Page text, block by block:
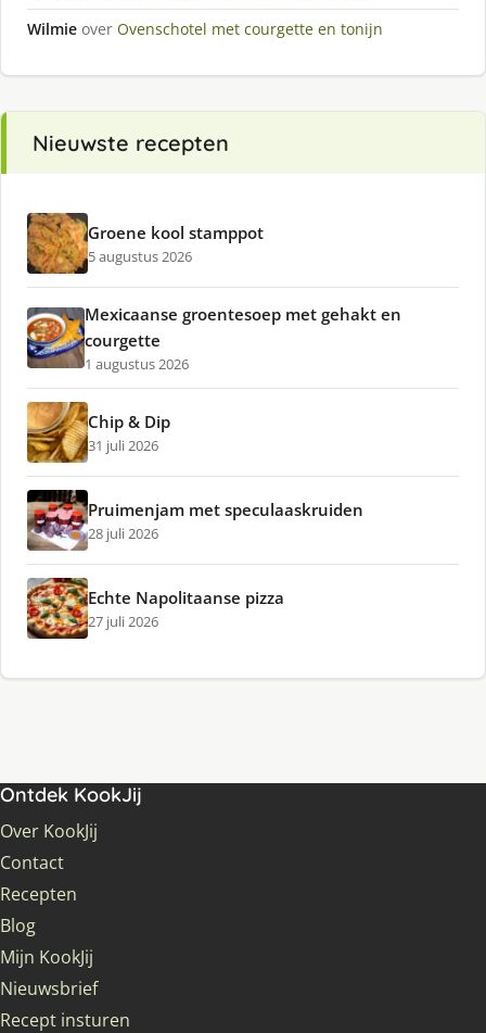
Wilmie over Ovenschotel met courgette en tonijn
Nieuwste recepten
Groene kool stamppot
5 augustus 2026
Mexicaanse groentesoep met gehakt en
courgette
1 augustus 2026
Chip & Dip
31 juli 2026
Pruimenjam met speculaaskruiden
28 juli 2026
Echte Napolitaanse pizza
27 juli 2026
Ontdek KookJij
Over KookJij
Contact
Recepten
Blog
Mijn KookJij
Nieuwsbrief
Recept insturen